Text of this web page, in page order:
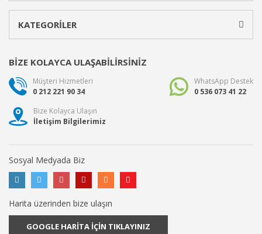
KATEGORİLER
BİZE KOLAYCA ULAŞABİLİRSİNİZ
Müşteri Hizmetleri
0 212 221 90 34
WhatsApp Destek
0 536 073 41 22
Bize Kolayca Ulaşın
İletişim Bilgilerimiz
Sosyal Medyada Biz
Harita üzerinden bize ulaşın
GOOGLE HARİTA İÇİN TIKLAYINIZ